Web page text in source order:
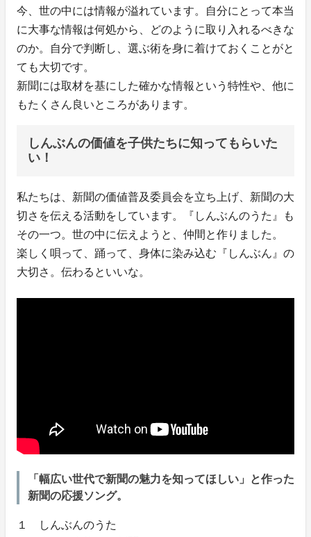
今、世の中には情報が溢れています。自分にとって本当
に大事な情報は何処から、どのように取り入れるべきな
のか。自分で判断し、選ぶ術を身に着けておくことがと
ても大切です。
新聞には取材を基にした確かな情報という特性や、他に
もたくさん良いところがあります。
しんぶんの価値を子供たちに知ってもらいた
い！
私たちは、新聞の価値普及委員会を立ち上げ、新聞の大
切さを伝える活動をしています。『しんぶんのうた』も
その一つ。世の中に伝えようと、仲間と作りました。
楽しく唄って、踊って、身体に染み込む『しんぶん』の
大切さ。伝わるといいな。
「幅広い世代で新聞の魅力を知ってほしい」と作った
新聞の応援ソング。
１ しんぶんのうた